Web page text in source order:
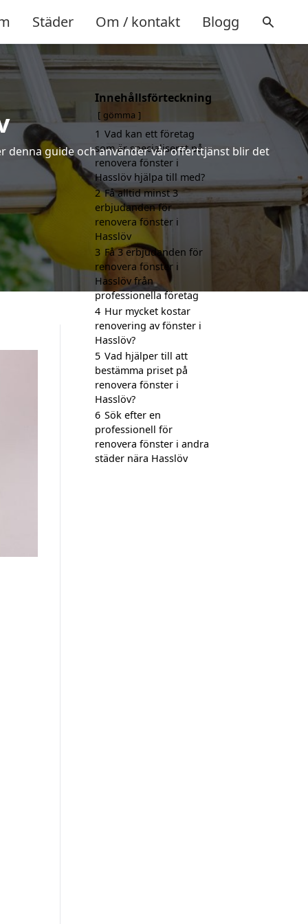
Städer Om / kontakt Blogg
denna guide och använder vår offerttjänst blir det
Innehållsförteckning
gömma
1 Vad kan ett företag
som är specialiserat på
renovera fönster i
Hasslöv hjälpa till med?
2 Få alltid minst 3
erbjudanden för
renovera fönster i
Hasslöv
3 Få 3 erbjudanden för
renovera fönster i
Hasslöv från
professionella företag
4 Hur mycket kostar
renovering av fönster i
Hasslöv?
5 Vad hjälper till att
bestämma priset på
renovera fönster i
Hasslöv?
6 Sök efter en
professionell för
renovera fönster i andra
städer nära Hasslöv